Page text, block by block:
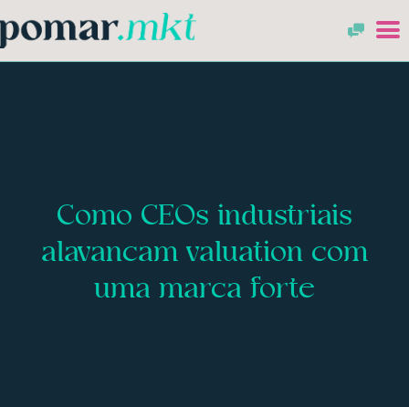
Como CEOs industriais
alavancam valuation com
uma marca forte